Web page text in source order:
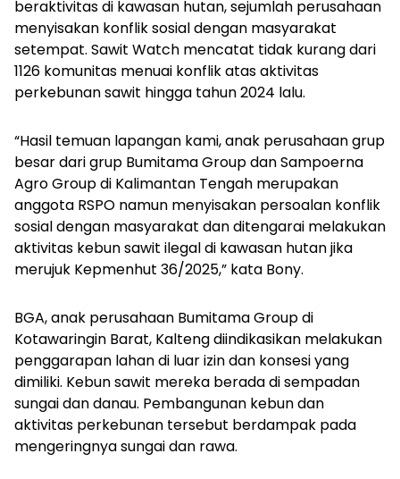
beraktivitas di kawasan hutan, sejumlah perusahaan
menyisakan konflik sosial dengan masyarakat
setempat. Sawit Watch mencatat tidak kurang dari
1126 komunitas menuai konflik atas aktivitas
perkebunan sawit hingga tahun 2024 lalu.
“Hasil temuan lapangan kami, anak perusahaan grup
besar dari grup Bumitama Group dan Sampoerna
Agro Group di Kalimantan Tengah merupakan
anggota RSPO namun menyisakan persoalan konflik
sosial dengan masyarakat dan ditengarai melakukan
aktivitas kebun sawit ilegal di kawasan hutan jika
merujuk Kepmenhut 36/2025,” kata Bony.
BGA, anak perusahaan Bumitama Group di
Kotawaringin Barat, Kalteng diindikasikan melakukan
penggarapan lahan di luar izin dan konsesi yang
dimiliki. Kebun sawit mereka berada di sempadan
sungai dan danau. Pembangunan kebun dan
aktivitas perkebunan tersebut berdampak pada
mengeringnya sungai dan rawa.